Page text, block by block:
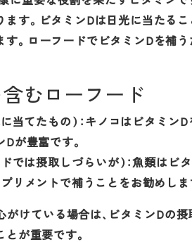
す。ビタミンDは日光に当たる
。ローフードでビタミンDを補
むローフード
当てたもの）：キノコはビタミン
が豊富です。
では摂取しづらいが）：魚類はビ
リメントで補うことをお勧めしま
がけている場合は、ビタミンDの
が重要です。